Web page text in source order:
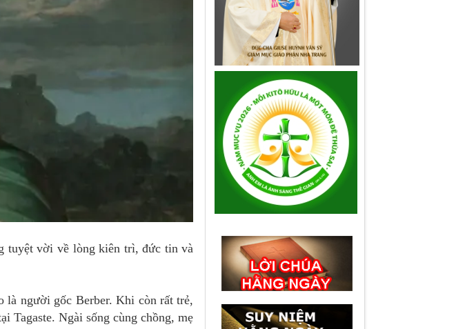
tuyệt vời về lòng kiên trì, đức tin và
là người gốc Berber. Khi còn rất trẻ,
Tagaste. Ngài sống cùng chồng, mẹ